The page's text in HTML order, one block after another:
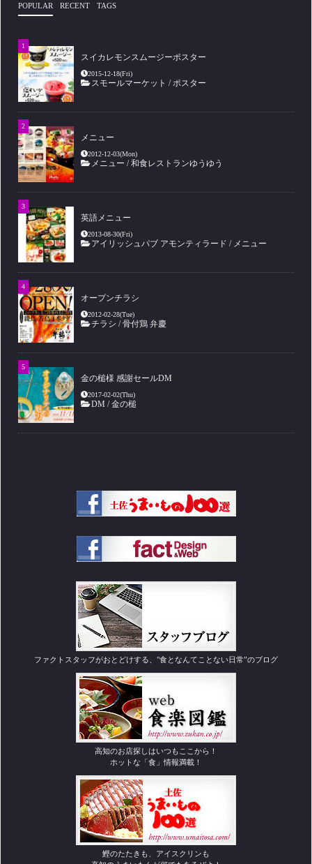
POPULAR RECENT TAGS
スイカレモンスムージーポスター
2015-12-18(Fri)
スモールマーケット / ポスター
メニュー
2012-12-03(Mon)
メニュー /和食レストランゆうゆう
英語メニュー
2013-08-30(Fri)
アイリッシュパブ アモンティラード / メニュー
オープンチラシ
2012-02-28(Tue)
チラシ /骨付鶏 弁慶
金の槌様 感謝セールDM
2017-02-02(Thu)
DM /金の槌
ファクトスタッフがおとどけする、"食となんてことない日常”のブログ
高知のお店探しはいつもここから！
ホットな「食」情報満載！
鰹のたたきも、アイスクリンも